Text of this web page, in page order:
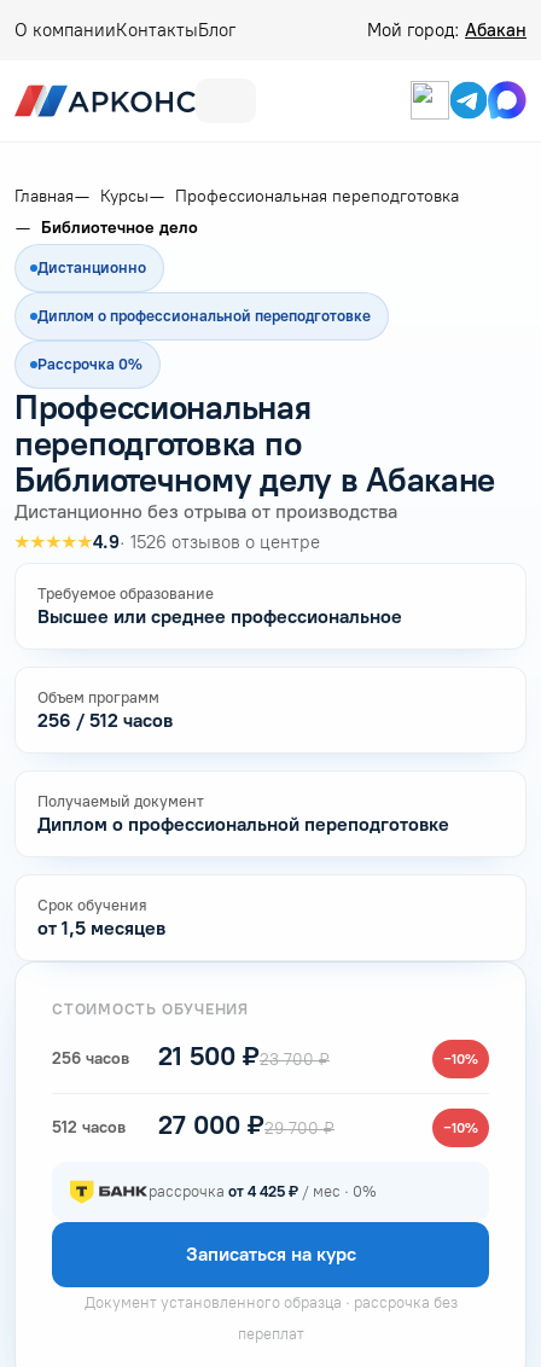
О компанииКонтактыБлог Мой город: Абакан
Главная Курсы
Профессиональная переподготовка
Библиотечное дело
Дистанционно
Диплом о профессиональной переподготовке
Рассрочка 0%
Профессиональная
переподготовка по
Библиотечному делу в Абакане
Дистанционно без отрыва от производства
★★★★★4.9· 1526 отзывов о центре
Требуемое образование
Высшее или среднее профессиональное
Объем программ
256 / 512 часов
Получаемый документ
Диплом о профессиональной переподготовке
Срок обучения
от 1,5 месяцев
СТОИМОСТЬ ОБУЧЕНИЯ
256 часов 21 500 ₽23 700 ₽ −10%
512 часов 27 000 ₽29 700 ₽ −10%
рассрочка от 4 425 ₽ / мес · 0%
Записаться на курс
Документ установленного образца · рассрочка без
переплат